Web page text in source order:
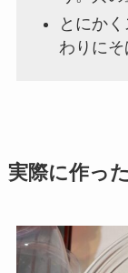
とにか
わりにそ
実際に作っ